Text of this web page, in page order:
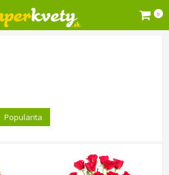
0
Popularita